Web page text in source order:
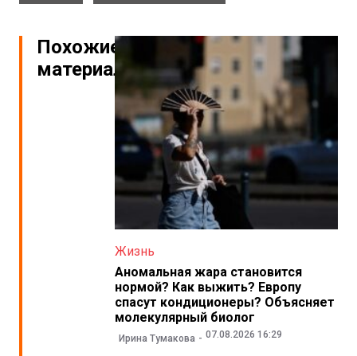
Похожие
материалы
Жизнь
Аномальная жара становится
нормой? Как выжить? Европу
спасут кондиционеры? Объясняет
молекулярный биолог
Ирина Тумакова 07.08.2026 16:29